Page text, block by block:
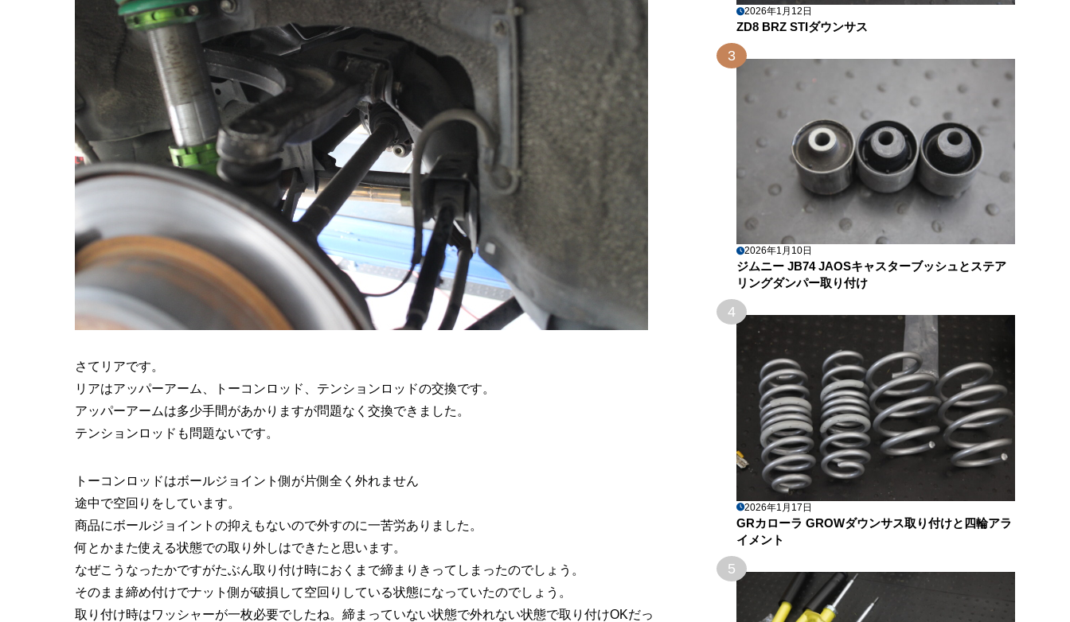
さてリアです。
リアはアッパーアーム、トーコンロッド、テンションロッドの交換です。
アッパーアームは多少手間があかりますが問題なく交換できました。
テンションロッドも問題ないです。
トーコンロッドはボールジョイント側が片側全く外れません
途中で空回りをしています。
商品にボールジョイントの抑えもないので外すのに一苦労ありました。
何とかまた使える状態での取り外しはできたと思います。
なぜこうなったかですがたぶん取り付け時におくまで締まりきってしまったのでしょう。
そのまま締め付けでナット側が破損して空回りしている状態になっていたのでしょう。
取り付け時はワッシャーが一枚必要でしたね。締まっていない状態で外れない状態で取り付けOKだっ
2026年1月12日
ZD8 BRZ STIダウンサス
3
2026年1月10日
ジムニー JB74 JAOSキャスターブッシュとステア
リングダンパー取り付け
4
2026年1月17日
GRカローラ GROWダウンサス取り付けと四輪アラ
イメント
5